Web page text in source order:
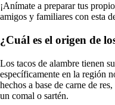
¡Anímate a preparar tus
amigos y familiares con esta
¿Cuál es el origen de
Los tacos de alambre tienen
específicamente en la región
hechos a base de carne de
un comal o sartén.